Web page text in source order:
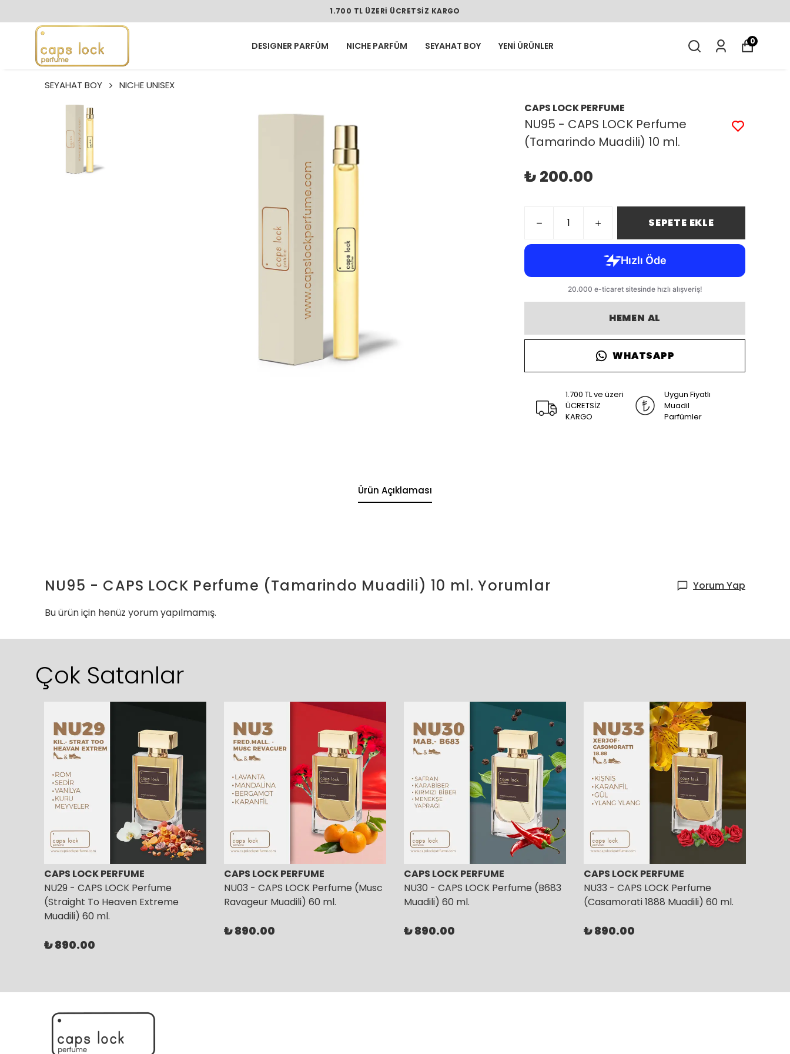
1.700 TL ÜZERI ÜCRETSIZ KARGO
DESIGNER PARFÜM NICHE PARFÜM SEYAHAT BOY YENİ ÜRÜNLER 0
SEYAHAT BOY NICHE UNISEX
CAPS LOCK PERFUME
NU95 - CAPS LOCK Perfume
(Tamarindo Muadili) 10 ml.
₺ 200.00
SEPETE EKLE
HEMEN AL
WHATSAPP
1.700 TL ve üzeri
ÜCRETSİZ
KARGO
Uygun Fiyatlı
Muadil
Parfümler
Ürün Açıklaması
NU95 - CAPS LOCK Perfume (Tamarindo Muadili) 10 ml. Yorumlar
Yorum Yap
Bu ürün için henüz yorum yapılmamış.
Çok Satanlar
CAPS LOCK PERFUME
NU29 - CAPS LOCK Perfume
(Straight To Heaven Extreme
Muadili) 60 ml.
₺ 890.00
CAPS LOCK PERFUME
NU03 - CAPS LOCK Perfume (Musc
Ravageur Muadili) 60 ml.
₺ 890.00
CAPS LOCK PERFUME
NU30 - CAPS LOCK Perfume (B683
Muadili) 60 ml.
₺ 890.00
CAPS LOCK PERFUME
NU33 - CAPS LOCK Perfume
(Casamorati 1888 Muadili) 60 ml.
₺ 890.00